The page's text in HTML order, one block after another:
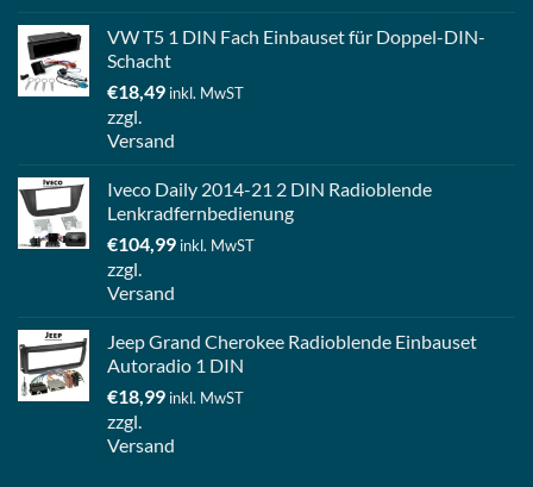
VW T5 1 DIN Fach Einbauset für Doppel-DIN-
Schacht
€18,49 inkl. MwST
zzgl.
Versand
Iveco Daily 2014-21 2 DIN Radioblende
Lenkradfernbedienung
€104,99 inkl. MwST
zzgl.
Versand
Jeep Grand Cherokee Radioblende Einbauset
Autoradio 1 DIN
€18,99 inkl. MwST
zzgl.
Versand